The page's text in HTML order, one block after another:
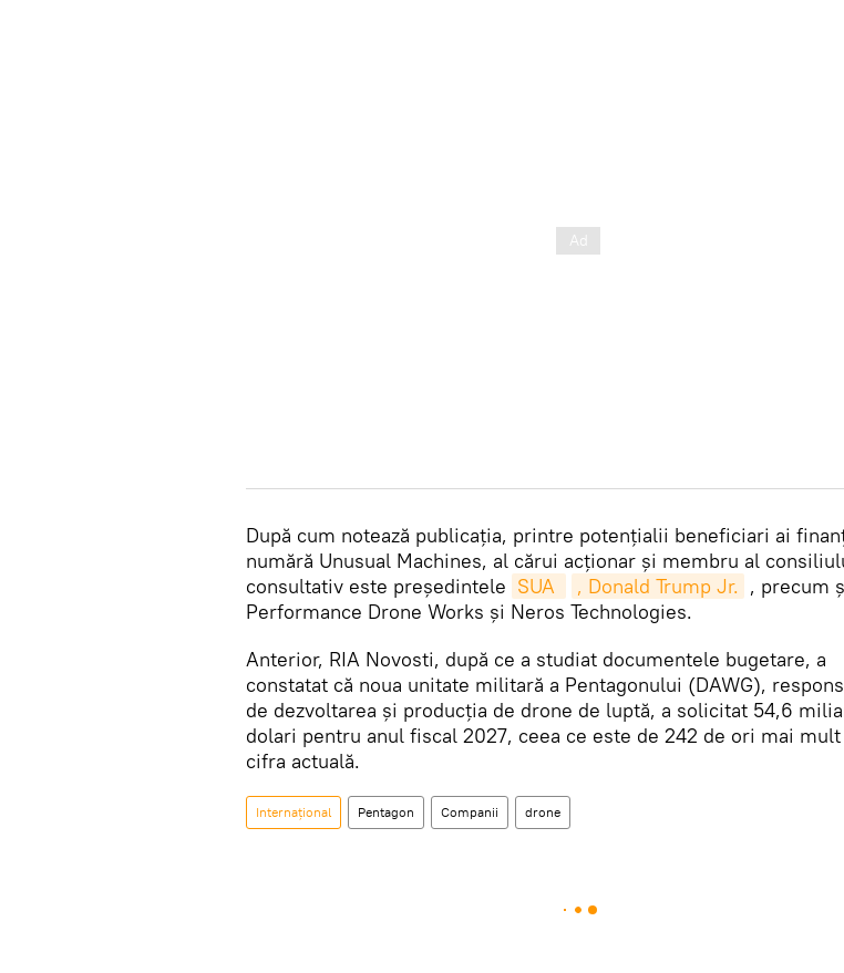
După cum notează publicația, printre potențialii beneficiari ai
numără Unusual Machines, al cărui acționar și membru al
consultativ este președintele SUA , Donald Trump Jr. , precum
Performance Drone Works și Neros Technologies.
Anterior, RIA Novosti, după ce a studiat documentele bugetare, a
constatat că noua unitate militară a Pentagonului (DAWG),
de dezvoltarea și producția de drone de luptă, a solicitat 54,6
dolari pentru anul fiscal 2027, ceea ce este de 242 de ori mai
cifra actuală.
Internațional Pentagon Companii drone